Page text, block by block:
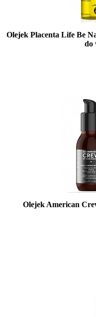
Olejek Placenta Life Be
do
Olejek American